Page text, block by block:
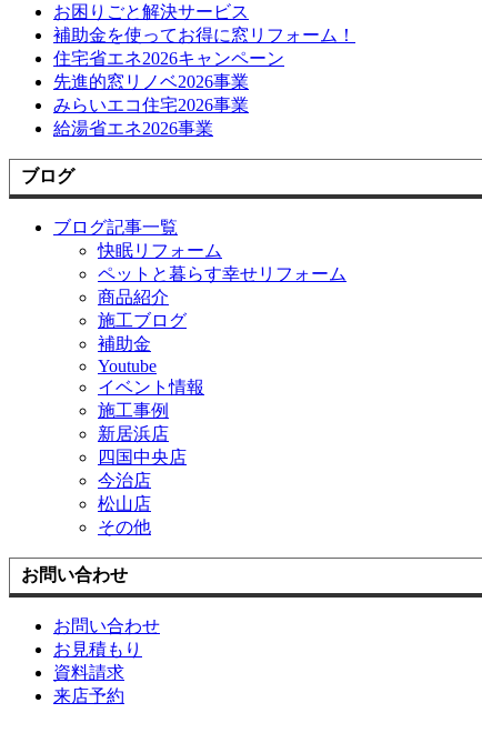
お困りごと解決サービス
補助金を使ってお得に窓リフォーム！
住宅省エネ2026キャンペーン
先進的窓リノベ2026事業
みらいエコ住宅2026事業
給湯省エネ2026事業
ブログ
ブログ記事一覧
快眠リフォーム
ペットと暮らす幸せリフォーム
商品紹介
施工ブログ
補助金
Youtube
イベント情報
施工事例
新居浜店
四国中央店
今治店
松山店
その他
お問い合わせ
お問い合わせ
お見積もり
資料請求
来店予約